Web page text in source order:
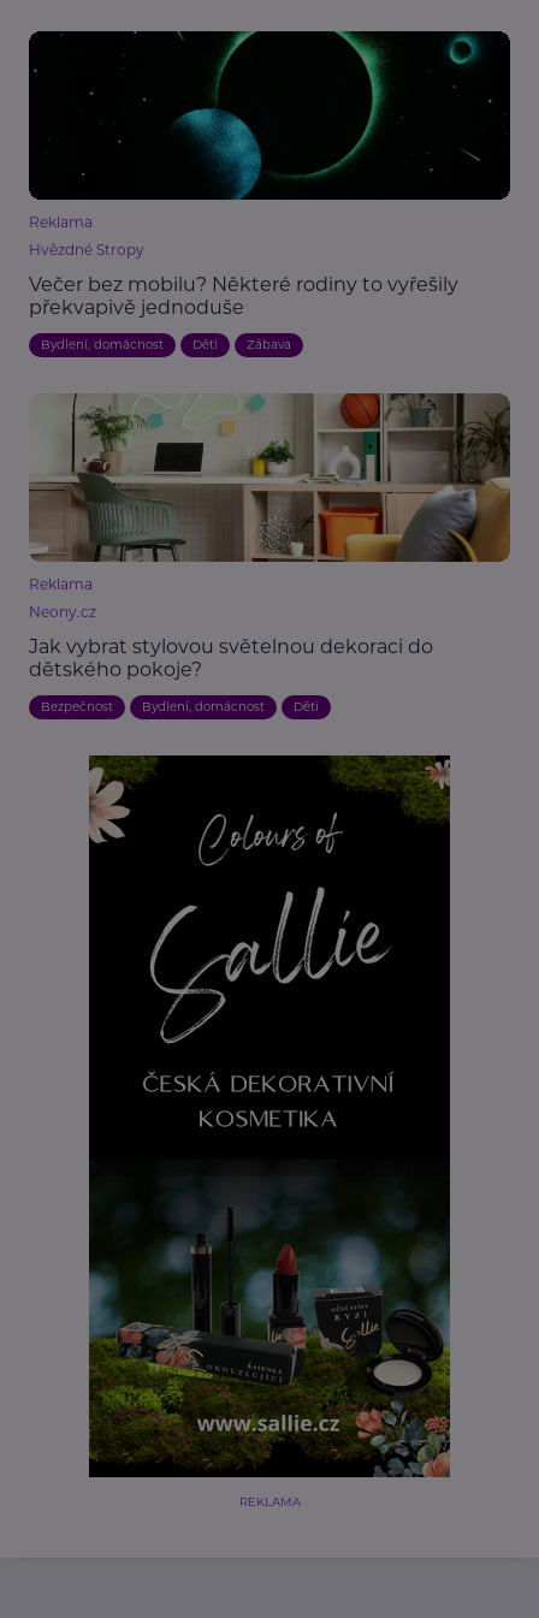
Reklama
Hvězdné Stropy
Večer bez mobilu? Některé rodiny to vyřešily
překvapivě jednoduše
Bydlení, domácnost Děti Zábava
Reklama
Neony.cz
Jak vybrat stylovou světelnou dekoraci do
dětského pokoje?
Bezpečnost Bydlení, domácnost Děti
REKLAMA